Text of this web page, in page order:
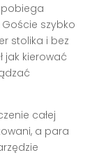
szybko
stolika i bez
jak kierować
całej
a para